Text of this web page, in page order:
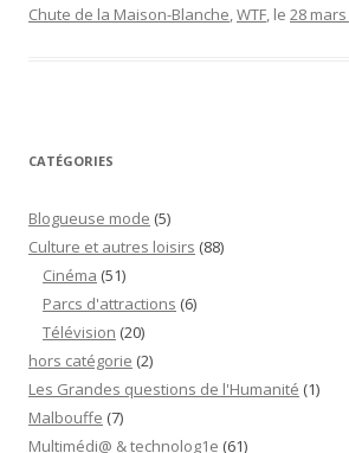
Maison-
Chute de la Maison-Blanche,WTF, le 28 mars
CATÉGORIES
Blogueuse mode (5)
Culture et autres loisirs (88)
Cinéma (51)
Parcs d'attractions (6)
Télévision (20)
hors catégorie (2)
Les Grandes questions de l'Humanité (1)
Malbouffe (7)
Multimédi@ & technolog1e (61)